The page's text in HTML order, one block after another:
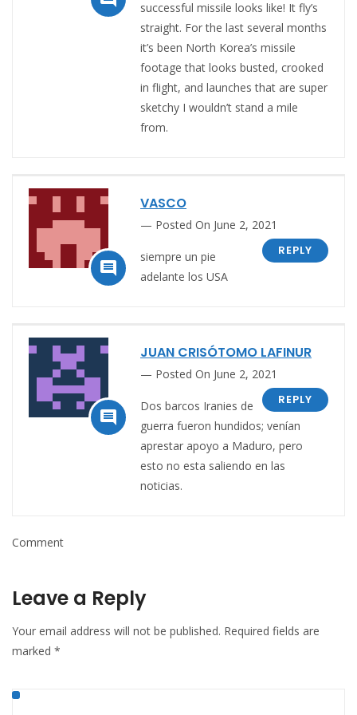
successful missile looks like! It fly’s
straight. For the last several months
it’s been North Korea’s missile
footage that looks busted, crooked
in flight, and launches that are super
sketchy I wouldn’t stand a mile
from.

VASCO
Posted On June 2, 2021
REPLY
siempre un pie
adelante los USA

JUAN CRISÓTOMO LAFINUR
Posted On June 2, 2021
REPLY
Dos barcos Iranies de
guerra fueron hundidos; venían
aprestar apoyo a Maduro, pero
esto no esta saliendo en las
noticias.
Comment
Leave a Reply
Your email address will not be published. Required fields are
marked *